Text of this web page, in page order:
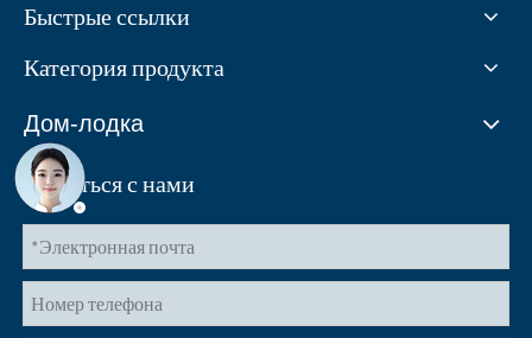
Быстрые ссылки
Категория продукта
Дом-лодка
Связаться с нами